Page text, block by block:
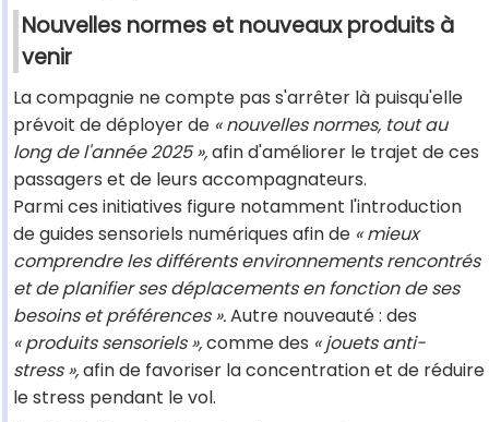
Nouvelles normes et nouveaux produits à
venir
La compagnie ne compte pas s'arrêter là puisqu'elle
prévoit de déployer de « nouvelles normes, tout au
long de l'année 2025 »,afin d'améliorer le trajet de ces
passagers et de leurs accompagnateurs.
Parmi ces initiatives figure notamment l'introduction
de guides sensoriels numériques afin de « mieux
comprendre les différents environnements rencontrés
et de planifier ses déplacements en fonction de ses
besoins et préférences ».Autre nouveauté : des
« produits sensoriels »,comme des « jouets anti-
stress »,afin de favoriser la concentration et de réduire
le stress pendant le vol.